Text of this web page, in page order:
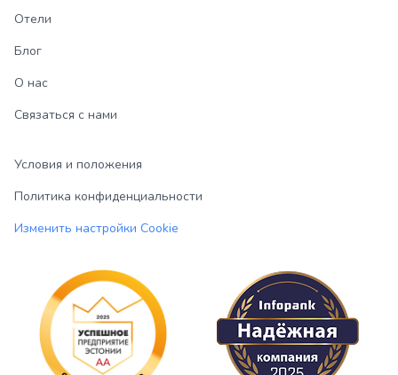
Отели
Блог
О нас
Связаться с нами
Условия и положения
Политика конфиденциальности
Изменить настройки Cookie